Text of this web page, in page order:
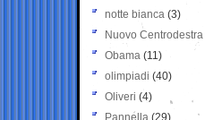
notte bianca (3)
Nuovo Centrodestra
Obama (11)
olimpiadi (40)
Oliveri (4)
Pannella (29)